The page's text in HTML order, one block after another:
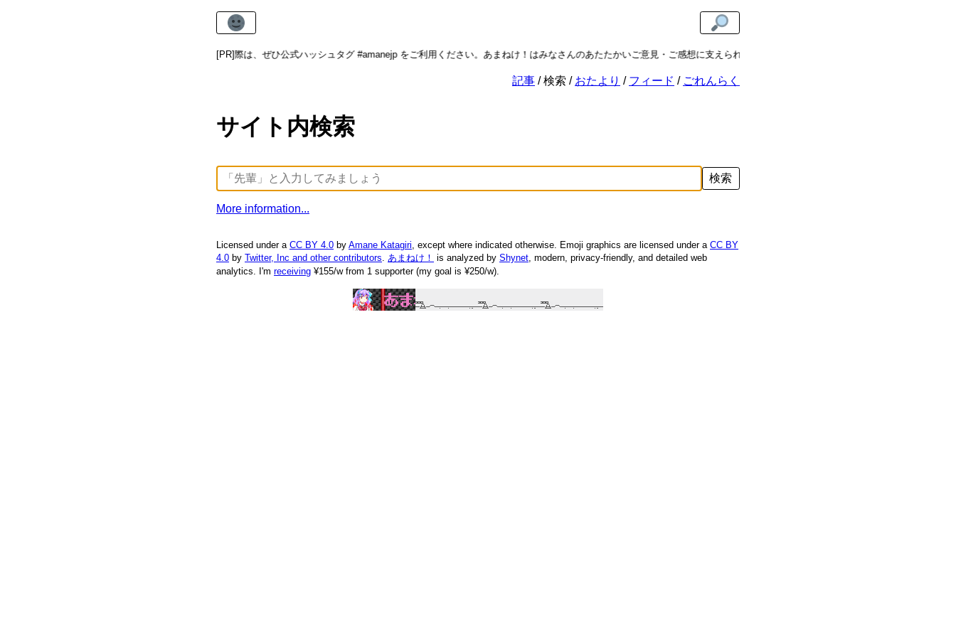
[PR]
記事をシェアする際は、ぜひ公式ハッシュタグ #amanejp をご利用ください。あまねけ！はみなさんのあたたかいご意見・ご感想に支えられています。
記事 検索 おたより フィード ごれんらく
サイト内検索
検索
More information...
Licensed under a CC BY 4.0 by Amane Katagiri, except where indicated otherwise. Emoji graphics are licensed under a CC BY
4.0 by Twitter, Inc and other contributors. あまねけ！ is analyzed by Shynet, modern, privacy-friendly, and detailed web
analytics. I'm receiving ¥155/w from 1 supporter (my goal is ¥250/w).